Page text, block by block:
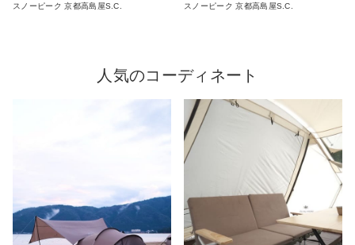
スノーピーク 京都高島屋S.C.
スノーピーク 京都高島屋S.C.
人気のコーディネート